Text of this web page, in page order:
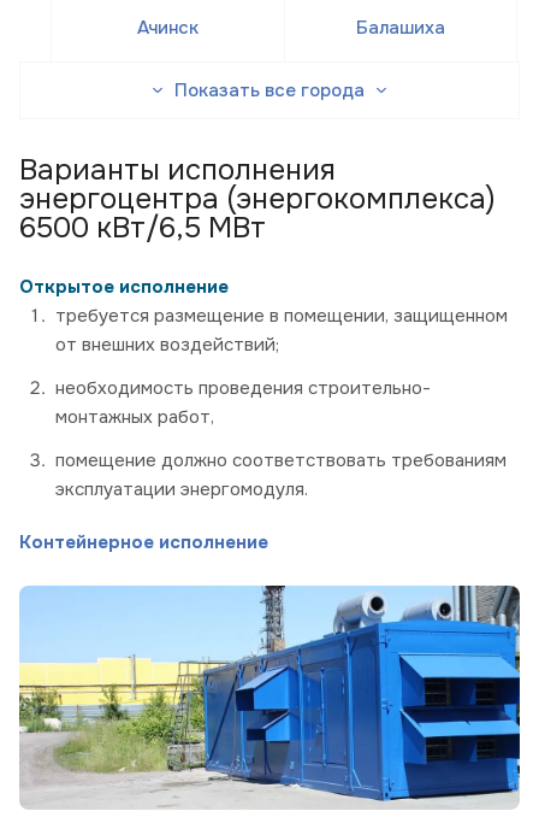
Ачинск Балашиха
Показать все города
Варианты исполнения
энергоцентра (энергокомплекса)
6500 кВт/6,5 МВт
Открытое исполнение
требуется размещение в помещении, защищенном
от внешних воздействий;
необходимость проведения строительно-
монтажных работ,
помещение должно соответствовать требованиям
эксплуатации энергомодуля.
Контейнерное исполнение